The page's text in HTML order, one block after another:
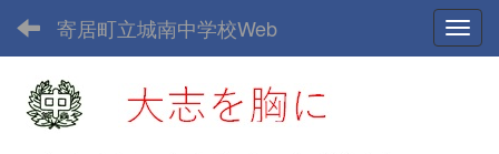
寄居町立城南中学校Web